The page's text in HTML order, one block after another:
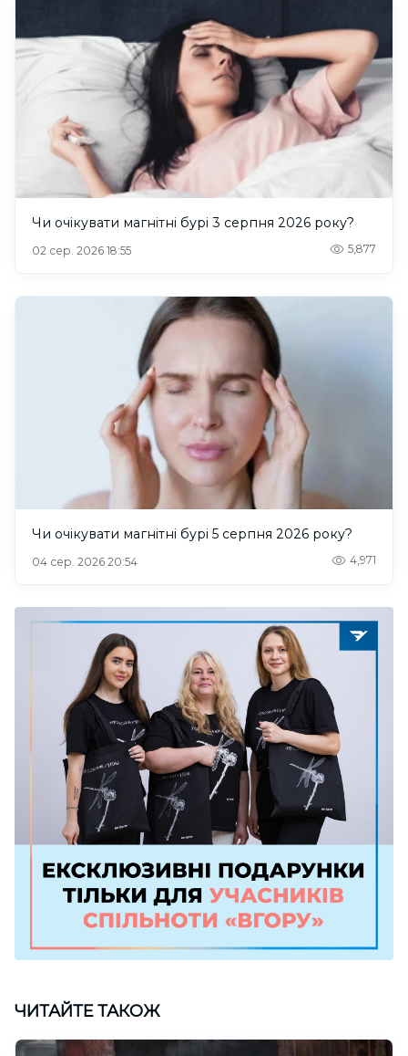
Чи очікувати магнітні бурі 3 серпня 2026 року?
02 сер. 2026 18:55 5,877
Чи очікувати магнітні бурі 5 серпня 2026 року?
04 сер. 2026 20:54 4,971
ЧИТАЙТЕ ТАКОЖ